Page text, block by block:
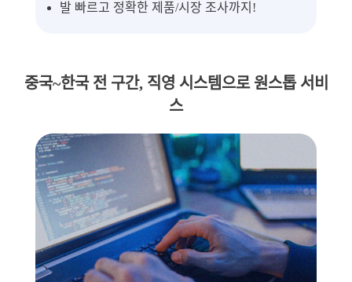
발 빠르고 정확한 제품/시장 조사까지!
중국~한국 전 구간, 직영 시스템으로 원스톱 서비
스